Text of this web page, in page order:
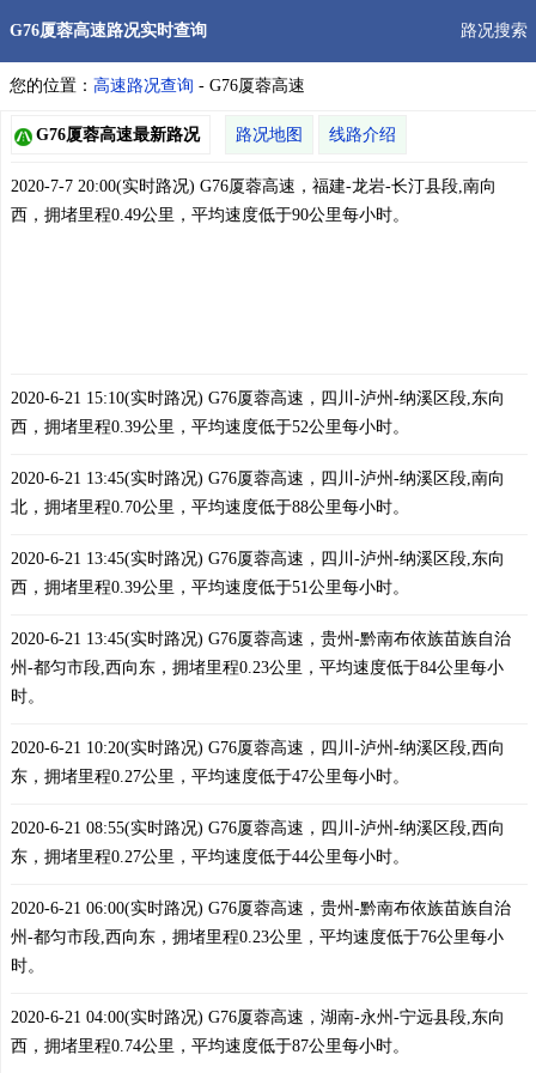
G76厦蓉高速路况实时查询 路况搜索
您的位置： 高速路况查询 - G76厦蓉高速
G76厦蓉高速最新路况 路况地图 线路介绍
2020-7-7 20:00(实时路况) G76厦蓉高速，福建-龙岩-长汀县段,南向
西，拥堵里程0.49公里，平均速度低于90公里每小时。
2020-6-21 15:10(实时路况) G76厦蓉高速，四川-泸州-纳溪区段,东向
西，拥堵里程0.39公里，平均速度低于52公里每小时。
2020-6-21 13:45(实时路况) G76厦蓉高速，四川-泸州-纳溪区段,南向
北，拥堵里程0.70公里，平均速度低于88公里每小时。
2020-6-21 13:45(实时路况) G76厦蓉高速，四川-泸州-纳溪区段,东向
西，拥堵里程0.39公里，平均速度低于51公里每小时。
2020-6-21 13:45(实时路况) G76厦蓉高速，贵州-黔南布依族苗族自治
州-都匀市段,西向东，拥堵里程0.23公里，平均速度低于84公里每小
时。
2020-6-21 10:20(实时路况) G76厦蓉高速，四川-泸州-纳溪区段,西向
东，拥堵里程0.27公里，平均速度低于47公里每小时。
2020-6-21 08:55(实时路况) G76厦蓉高速，四川-泸州-纳溪区段,西向
东，拥堵里程0.27公里，平均速度低于44公里每小时。
2020-6-21 06:00(实时路况) G76厦蓉高速，贵州-黔南布依族苗族自治
州-都匀市段,西向东，拥堵里程0.23公里，平均速度低于76公里每小
时。
2020-6-21 04:00(实时路况) G76厦蓉高速，湖南-永州-宁远县段,东向
西，拥堵里程0.74公里，平均速度低于87公里每小时。